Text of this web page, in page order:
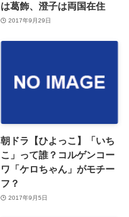
は葛飾、澄子は両国在住
2017年9月29日
朝ドラ【ひよっこ】「いち
こ」って誰？コルゲンコー
ワ「ケロちゃん」がモチー
フ？
2017年9月5日